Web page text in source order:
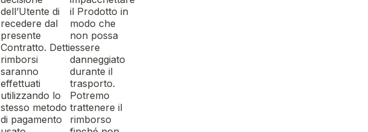
dell’Utente di
recedere dal
presente
Contratto. Detti
rimborsi
saranno
effettuati
utilizzando lo
stesso metodo
di pagamento
il Prodotto in
modo che
non possa
essere
danneggiato
durante il
trasporto.
Potremo
trattenere il
rimborso